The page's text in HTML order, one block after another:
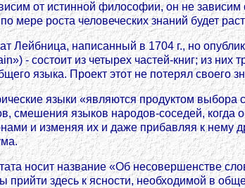
от истинной философии, он не
мере роста человеческих знаний будет
Лейбница, написанный в 1704 г., но
- состоит из четырех частей-книг; из
языка. Проект этот не потерял своего
языки «являются продуктом
смешения языков народов-соседей,
и изменяя их и даже прибавляя к
носит название «Об несовершенстве
прийти здесь к ясности, необходимой в